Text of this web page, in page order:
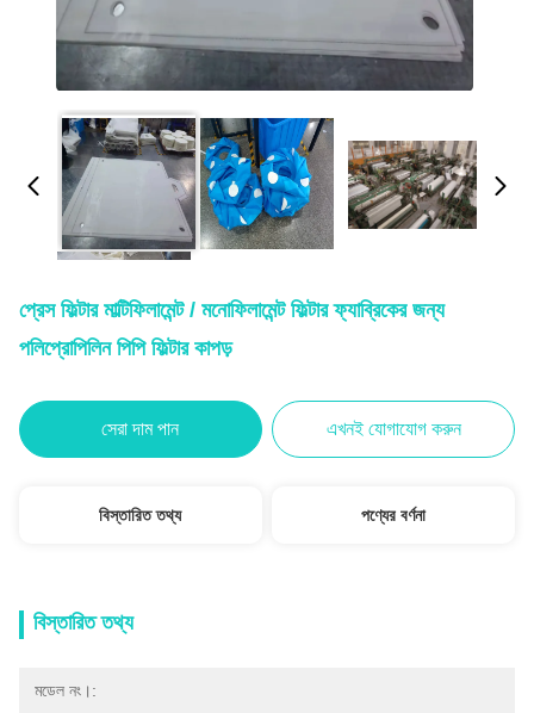
প্রেস ফিল্টার মাল্টিফিলামেন্ট / মনোফিলামেন্ট ফিল্টার ফ্যাব্রিকের জন্য
পলিপ্রোপিলিন পিপি ফিল্টার কাপড়
সেরা দাম পান এখনই যোগাযোগ করুন
বিস্তারিত তথ্য পণ্যের বর্ণনা
বিস্তারিত তথ্য
মডেল নং।: